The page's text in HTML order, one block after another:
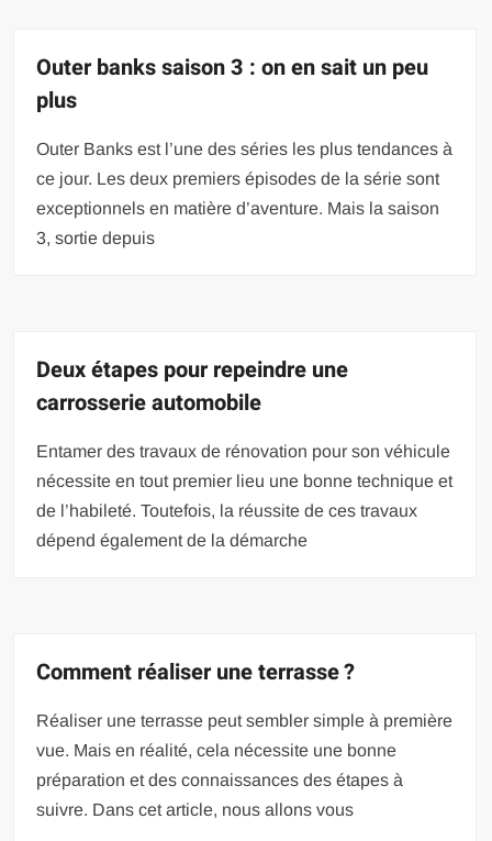
Outer banks saison 3 : on en sait un peu
plus
Outer Banks est l’une des séries les plus tendances à
ce jour. Les deux premiers épisodes de la série sont
exceptionnels en matière d’aventure. Mais la saison
3, sortie depuis
Deux étapes pour repeindre une
carrosserie automobile
Entamer des travaux de rénovation pour son véhicule
nécessite en tout premier lieu une bonne technique et
de l’habileté. Toutefois, la réussite de ces travaux
dépend également de la démarche
Comment réaliser une terrasse ?
Réaliser une terrasse peut sembler simple à première
vue. Mais en réalité, cela nécessite une bonne
préparation et des connaissances des étapes à
suivre. Dans cet article, nous allons vous